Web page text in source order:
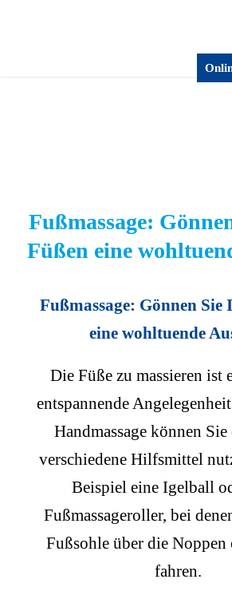
Fußmassage:
Füßen eine
Fußmassage: Gönnen Sie
eine wohltuende
Die Füße zu massieren ist
entspannende
Handmassage können
verschiedene Hilfsmittel
Beispiel eine Igelball
Fußmassageroller, bei
Fußsohle über die Noppen
fahren.